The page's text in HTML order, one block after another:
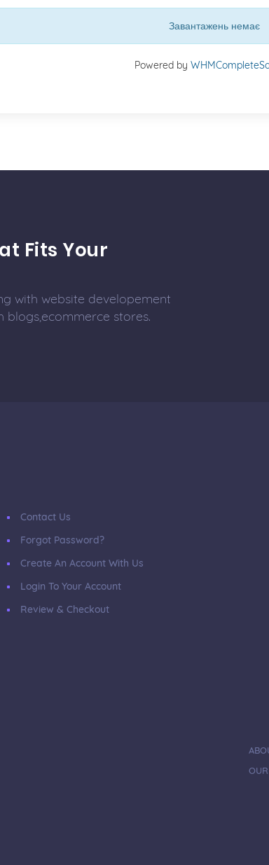
Завантажень немає
Powered by
Fits Your
with website developement
blogs,ecommerce stores.
Contact Us
Forgot Password?
Create An Account With Us
Login To Your Account
Review & Checkout